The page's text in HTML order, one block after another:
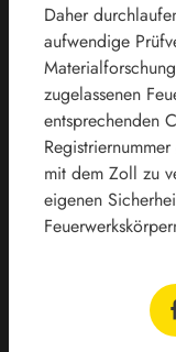
Daher
aufwendige
zugelassenen
entsprechenden
mit dem Zoll zu
eigenen